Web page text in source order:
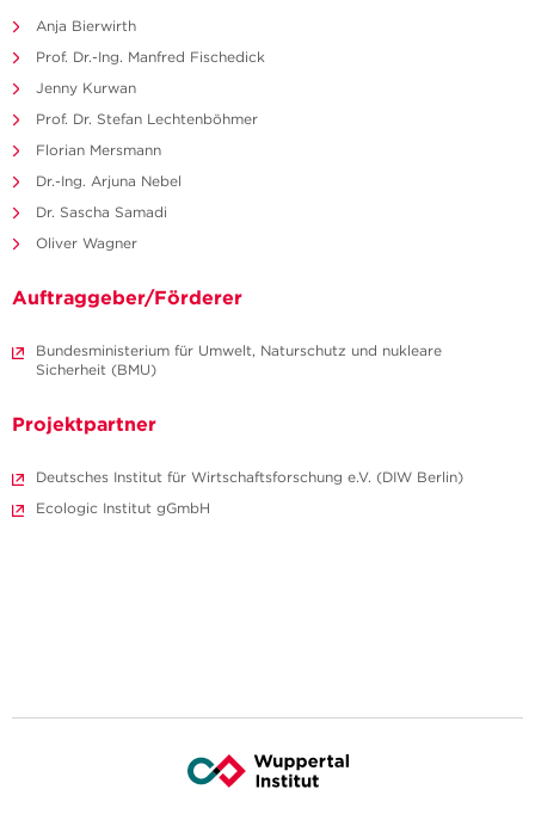
Anja Bierwirth
Prof. Dr.-Ing. Manfred Fischedick
Jenny Kurwan
Prof. Dr. Stefan Lechtenböhmer
Florian Mersmann
Dr.-Ing. Arjuna Nebel
Dr. Sascha Samadi
Oliver Wagner
Auftraggeber/Förderer
Bundesministerium für Umwelt, Naturschutz und nukleare
Sicherheit (BMU)
Projektpartner
Deutsches Institut für Wirtschaftsforschung e.V. (DIW Berlin)
Ecologic Institut gGmbH